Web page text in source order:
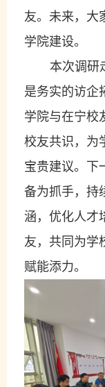
友。未来，大
学院建设。
本次调研
是务实的访企
学院与在宁校
校友共识，为
宝贵建议。下
备为抓手，持
涵，优化人才
友，共同为学
赋能添力。